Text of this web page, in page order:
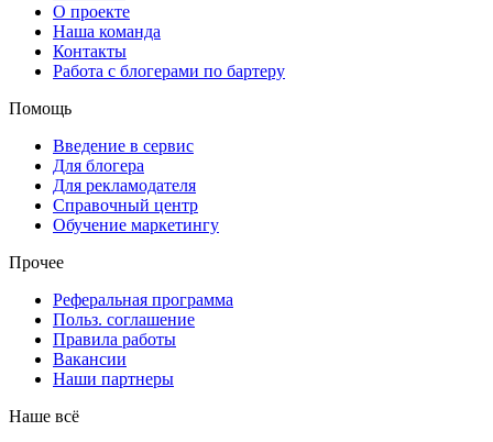
О проекте
Наша команда
Контакты
Работа с блогерами по бартеру
Помощь
Введение в сервис
Для блогера
Для рекламодателя
Справочный центр
Обучение маркетингу
Прочее
Реферальная программа
Польз. соглашение
Правила работы
Вакансии
Наши партнеры
Наше всё